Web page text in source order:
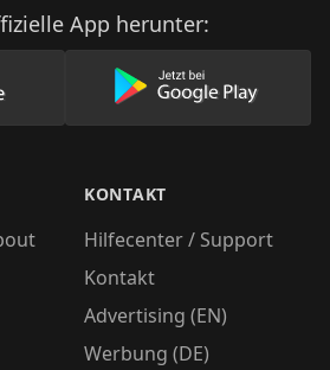
App herunter:
App im AppStore herunter
Lade unsere
KONTAKT
Hilfecenter / Support
Kontakt
Advertising (EN)
Werbung (DE)